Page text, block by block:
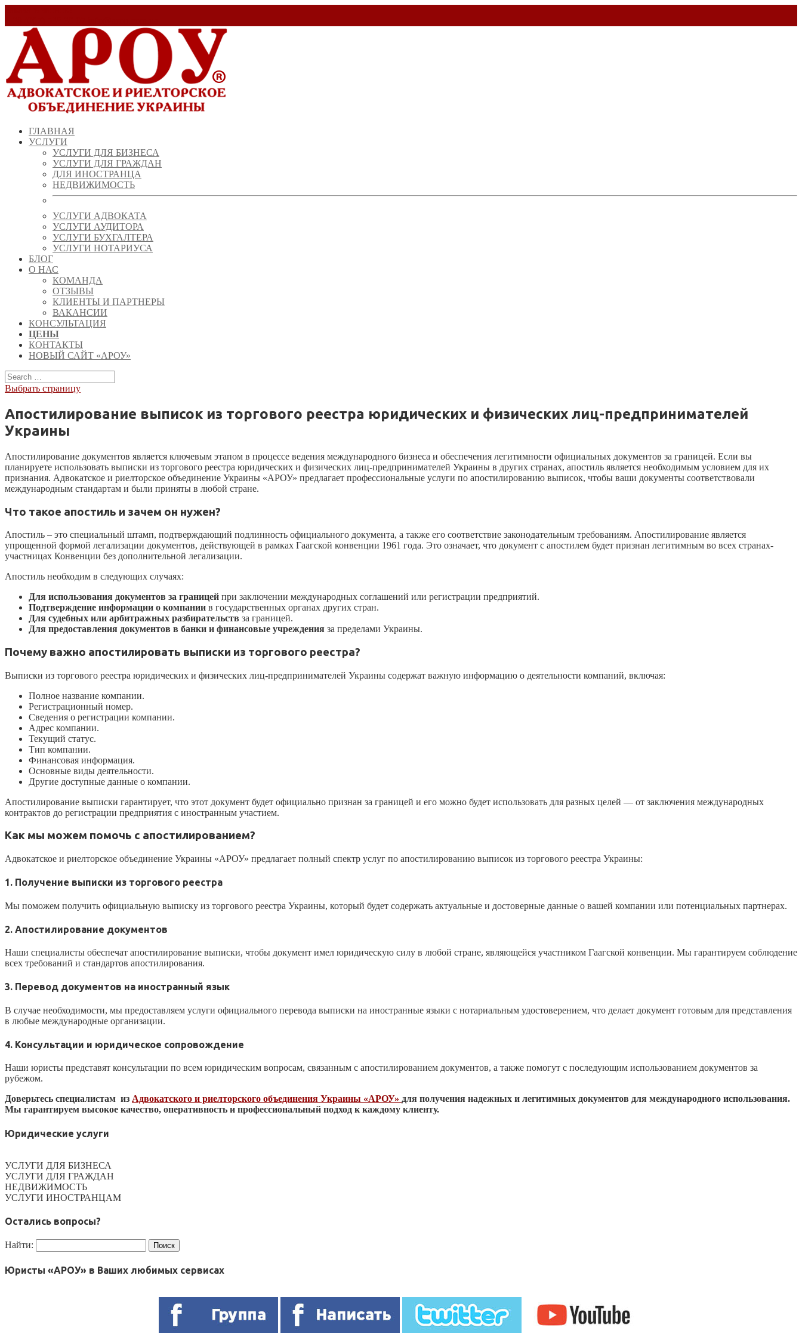
ГЛАВНАЯ
УСЛУГИ
УСЛУГИ ДЛЯ БИЗНЕСА
УСЛУГИ ДЛЯ ГРАЖДАН
ДЛЯ ИНОСТРАНЦА
НЕДВИЖИМОСТЬ
УСЛУГИ АДВОКАТА
УСЛУГИ АУДИТОРА
УСЛУГИ БУХГАЛТЕРА
УСЛУГИ НОТАРИУСА
БЛОГ
О НАС
КОМАНДА
ОТЗЫВЫ
КЛИЕНТЫ И ПАРТНЕРЫ
ВАКАНСИИ
КОНСУЛЬТАЦИЯ
ЦЕНЫ
КОНТАКТЫ
НОВЫЙ САЙТ «АРОУ»
Выбрать страницу
Апостилирование выписок из торгового реестра юридических и физических лиц-предпринимателей
Украины
Апостилирование документов является ключевым этапом в процессе ведения международного бизнеса и обеспечения легитимности официальных документов за границей. Если вы
планируете использовать выписки из торгового реестра юридических и физических лиц-предпринимателей Украины в других странах, апостиль является необходимым условием для их
признания. Адвокатское и риелторское объединение Украины «АРОУ» предлагает профессиональные услуги по апостилированию выписок, чтобы ваши документы соответствовали
международным стандартам и были приняты в любой стране.
Что такое апостиль и зачем он нужен?
Апостиль – это специальный штамп, подтверждающий подлинность официального документа, а также его соответствие законодательным требованиям. Апостилирование является
упрощенной формой легализации документов, действующей в рамках Гаагской конвенции 1961 года. Это означает, что документ с апостилем будет признан легитимным во всех странах-
участницах Конвенции без дополнительной легализации.
Апостиль необходим в следующих случаях:
Для использования документов за границей при заключении международных соглашений или регистрации предприятий.
Подтверждение информации о компании в государственных органах других стран.
Для судебных или арбитражных разбирательств за границей.
Для предоставления документов в банки и финансовые учреждения за пределами Украины.
Почему важно апостилировать выписки из торгового реестра?
Выписки из торгового реестра юридических и физических лиц-предпринимателей Украины содержат важную информацию о деятельности компаний, включая:
Полное название компании.
Регистрационный номер.
Сведения о регистрации компании.
Адрес компании.
Текущий статус.
Тип компании.
Финансовая информация.
Основные виды деятельности.
Другие доступные данные о компании.
Апостилирование выписки гарантирует, что этот документ будет официально признан за границей и его можно будет использовать для разных целей — от заключения международных
контрактов до регистрации предприятия с иностранным участием.
Как мы можем помочь с апостилированием?
Адвокатское и риелторское объединение Украины «АРОУ» предлагает полный спектр услуг по апостилированию выписок из торгового реестра Украины:
1. Получение выписки из торгового реестра
Мы поможем получить официальную выписку из торгового реестра Украины, который будет содержать актуальные и достоверные данные о вашей компании или потенциальных партнерах.
2. Апостилирование документов
Наши специалисты обеспечат апостилирование выписки, чтобы документ имел юридическую силу в любой стране, являющейся участником Гаагской конвенции. Мы гарантируем соблюдение
всех требований и стандартов апостилирования.
3. Перевод документов на иностранный язык
В случае необходимости, мы предоставляем услуги официального перевода выписки на иностранные языки с нотариальным удостоверением, что делает документ готовым для представления
в любые международные организации.
4. Консультации и юридическое сопровождение
Наши юристы представят консультации по всем юридическим вопросам, связанным с апостилированием документов, а также помогут с последующим использованием документов за
рубежом.
Доверьтесь специалистам из Адвокатского и риелторского объединения Украины «АРОУ» для получения надежных и легитимных документов для международного использования.
Мы гарантируем высокое качество, оперативность и профессиональный подход к каждому клиенту.
Юридические услуги
УСЛУГИ ДЛЯ БИЗНЕСА
УСЛУГИ ДЛЯ ГРАЖДАН
НЕДВИЖИМОСТЬ
УСЛУГИ ИНОСТРАНЦАМ
Остались вопросы?
Найти:
Юристы «АРОУ» в Ваших любимых сервисах